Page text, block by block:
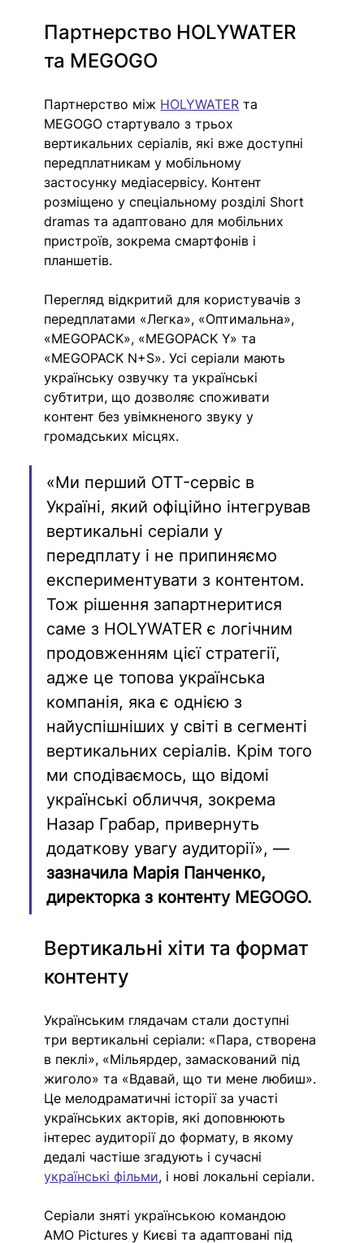
Партнерство HOLYWATER
та MEGOGO
Партнерство між HOLYWATER та
MEGOGO стартувало з трьох
вертикальних серіалів, які вже доступні
передплатникам у мобільному
застосунку медіасервісу. Контент
розміщено у спеціальному розділі Short
dramas та адаптовано для мобільних
пристроїв, зокрема смартфонів і
планшетів.
Перегляд відкритий для користувачів з
передплатами «Легка», «Оптимальна»,
«MEGOPACK», «MEGOPACK Y» та
«MEGOPACK N+S». Усі серіали мають
українську озвучку та українські
субтитри, що дозволяє споживати
контент без увімкненого звуку у
громадських місцях.
«Mи перший OTT-сервіс в
Україні, який офіційно інтегрував
вертикальні серіали у
передплату і не припиняємо
експериментувати з контентом.
Тож рішення запартнеритися
саме з HOLYWATER є логічним
продовженням цієї стратегії,
адже це топова українська
компанія, яка є однією з
найуспішніших у світі в сегменті
вертикальних серіалів. Крім того
ми сподіваємось, що відомі
українські обличчя, зокрема
Назар Грабар, привернуть
додаткову увагу аудиторії», —
зазначила Марія Панченко,
директорка з контенту MEGOGO.
Вертикальні хіти та формат
контенту
Українським глядачам стали доступні
три вертикальні серіали: «Пара, створена
в пеклі», «Мільярдер, замаскований під
жиголо» та «Вдавай, що ти мене любиш».
Це мелодраматичні історії за участі
українських акторів, які доповнюють
інтерес аудиторії до формату, в якому
дедалі частіше згадують і сучасні
українські фільми, і нові локальні серіали.
Серіали зняті українською командою
AMO Pictures у Києві та адаптовані під